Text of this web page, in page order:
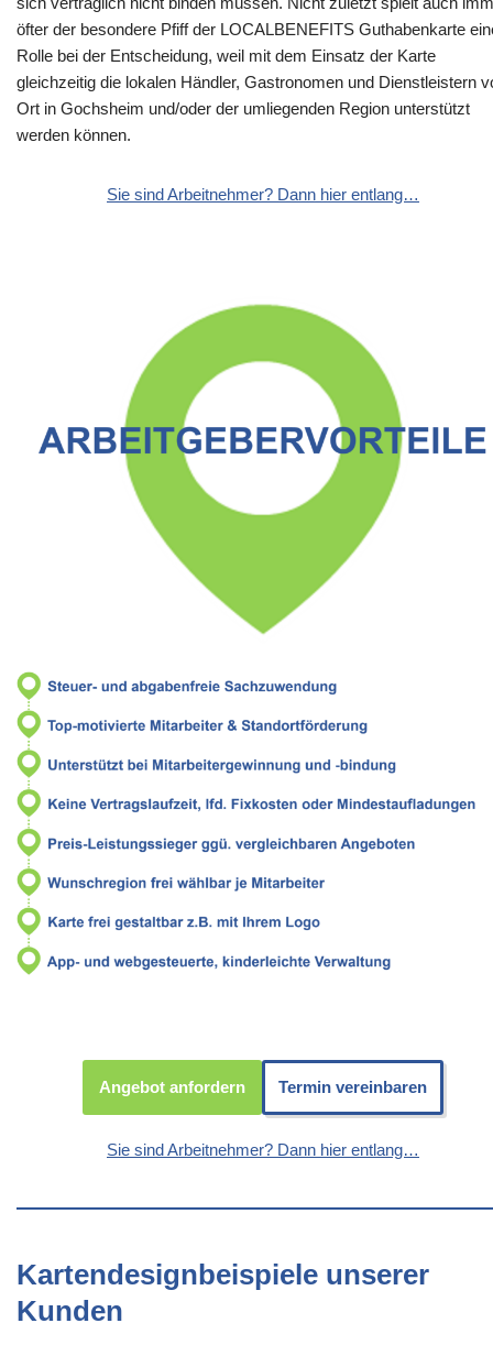
öfter der besondere Pfiff der LOCALBENEFITS Guthabenkarte
Rolle bei der Entscheidung, weil mit dem Einsatz der Karte
gleichzeitig die lokalen Händler, Gastronomen und Dienstleistern
Ort in Gochsheim und/oder der umliegenden Region unterstützt
werden können.
Sie sind Arbeitnehmer? Dann hier entlang…
Angebot anfordern Termin vereinbaren
Sie sind Arbeitnehmer? Dann hier entlang…
Kartendesignbeispiele unserer
Kunden